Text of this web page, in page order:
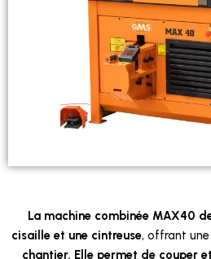
La machine combinée MAX40
cisaille et une cintreuse, offrant
chantier. Elle permet de couper